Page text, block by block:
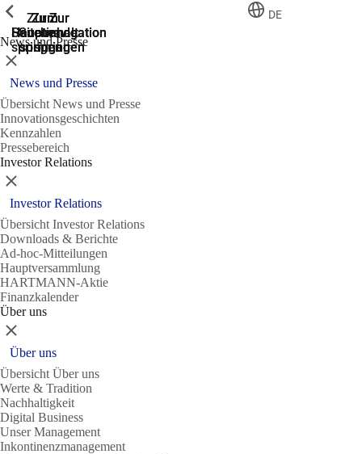
Zur
Suche
springen
Zur
Hauptnavigation
springen
Zur
Hauptnavigation
springen
Zum
Hauptinhalt
springen
Zum
Seitenende
springen
DE
News und Presse
Zeige vorherige
Schließen
News und Presse
Übersicht News und Presse
Innovationsgeschichten
Kennzahlen
Pressebereich
Investor Relations
Zeige vorherige
Schließen
Investor Relations
Übersicht Investor Relations
Downloads & Berichte
Ad-hoc-Mitteilungen
Hauptversammlung
HARTMANN-Aktie
Finanzkalender
Über uns
Zeige vorherige
Schließen
Über uns
Übersicht Über uns
Werte & Tradition
Nachhaltigkeit
Digital Business
Unser Management
Inkontinenzmanagement
Zeige vorherige